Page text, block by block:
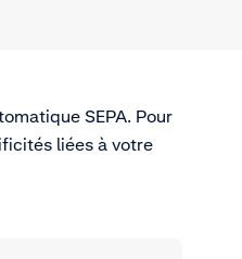
SEPA. Pour
liées à votre